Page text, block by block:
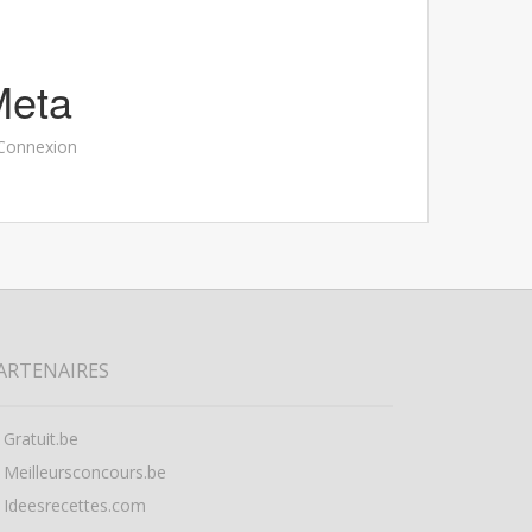
Gratuit.be
Meilleursconcours.be
Ideesrecettes.com